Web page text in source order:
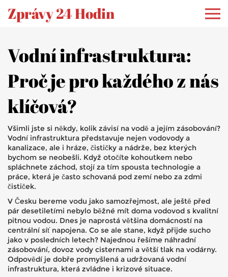
Zprávy 24 Hodin
Vodní infrastruktura:
Proč je pro každého z nás
klíčová?
Všimli jste si někdy, kolik závisí na vodě a jejím zásobování?
Vodní infrastruktura představuje nejen vodovody a
kanalizace, ale i hráze, čističky a nádrže, bez kterých
bychom se neobešli. Když otočíte kohoutkem nebo
spláchnete záchod, stojí za tím spousta technologie a
práce, která je často schovaná pod zemí nebo za zdmi
čističek.
V Česku bereme vodu jako samozřejmost, ale ještě před
pár desetiletími nebylo běžné mít doma vodovod s kvalitní
pitnou vodou. Dnes je naprostá většina domácností na
centrální síť napojena. Co se ale stane, když přijde sucho
jako v posledních letech? Najednou řešíme náhradní
zásobování, dovoz vody cisternami a větší tlak na vodárny.
Odpovědí je dobře promyšlená a udržovaná vodní
infrastruktura, která zvládne i krizové situace.